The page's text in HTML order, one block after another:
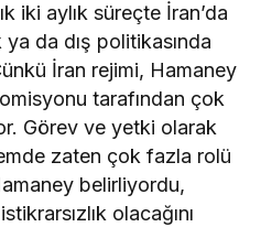
iki aylık süreçte İran’da
ya da dış politikasında
İran rejimi, Hamaney
tarafından çok
Görev ve yetki olarak
zaten çok fazla rolü
belirliyordu,
olacağını